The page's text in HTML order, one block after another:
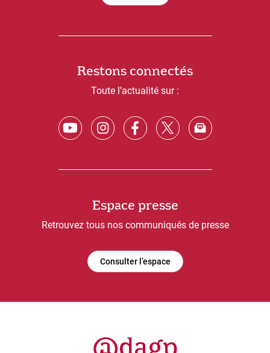
Restons connectés
Toute l’actualité sur :
Espace presse
Retrouvez tous nos communiqués de presse
Consulter l’espace